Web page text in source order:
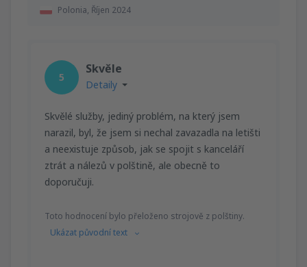
Polonia, Říjen 2024
5
Skvěle
Detaily
Skvělé služby, jediný problém, na který jsem
narazil, byl, že jsem si nechal zavazadla na letišti
a neexistuje způsob, jak se spojit s kanceláří
ztrát a nálezů v polštině, ale obecně to
doporučuji.
Toto hodnocení bylo přeloženo strojově z polštiny.
Ukázat původní text